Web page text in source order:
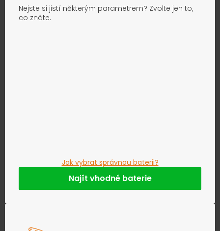
Nejste si jistí některým parametrem? Zvolte jen to,
co znáte.
Jak vybrat správnou baterii?
Najít vhodné baterie